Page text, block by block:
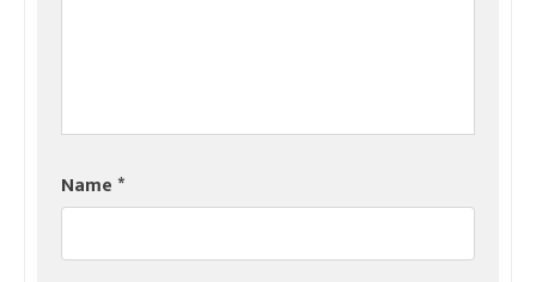
Name*